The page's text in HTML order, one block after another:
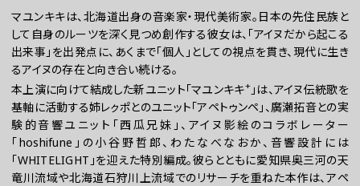
マユンキキは、北海道出身の音楽家・現代美術家。日本の先住民族と
して自身のルーツを深く見つめ創作する彼女は、「アイヌだから起こる
出来事」を出発点に、あくまで「個人」としての視点を貫き、現代に生き
るアイヌの存在と向き合い続ける。
本上演に向けて結成した新ユニット「マユンキキ+」は、アイヌ伝統歌を
基軸に活動する姉レㇰポとのユニット「アペトゥンペ」、廣瀬拓音との実
験的音響ユニット「西瓜兄妹」、アイヌ影絵のコラボレーター
「hoshifune」の小谷野哲郎、わたなべなおか、音響設計には
「WHITELIGHT」を迎えた特別編成。彼らとともに愛知県奥三河の天
竜川流域や北海道石狩川上流域でのリサーチを重ねた本作は、アペ